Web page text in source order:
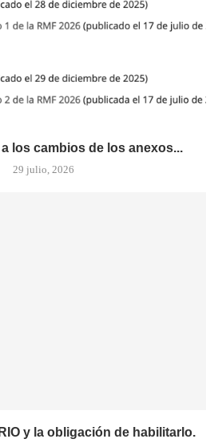
los cambios de los anexos...
29 julio, 2026
y la obligación de habilitarlo.